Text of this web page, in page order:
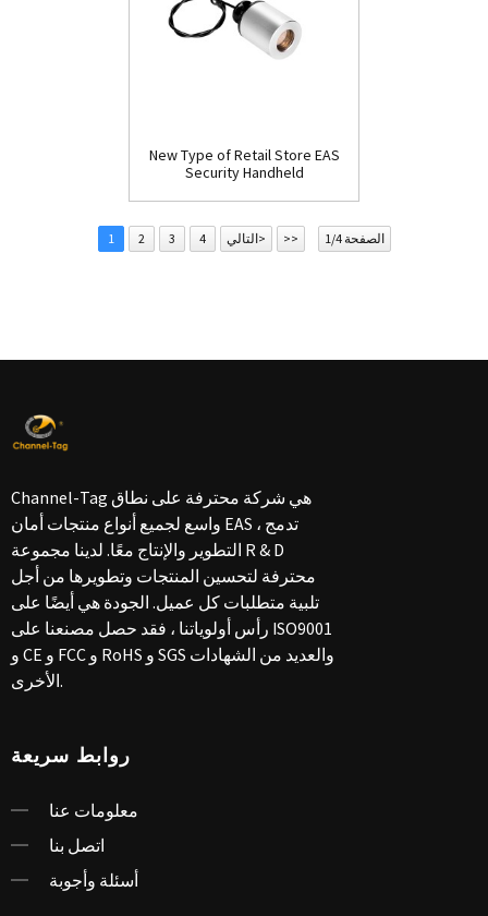
New Type of Retail Store EAS
Security Handheld
1 2 3 4 التالي> >> الصفحة 1/4
Channel-Tag هي شركة محترفة على نطاق
واسع لجميع أنواع منتجات أمان EAS ، تدمج
التطوير والإنتاج معًا. لدينا مجموعة R & D
محترفة لتحسين المنتجات وتطويرها من أجل
تلبية متطلبات كل عميل. الجودة هي أيضًا على
رأس أولوياتنا ، فقد حصل مصنعنا على ISO9001
و CE و FCC و RoHS و SGS والعديد من الشهادات
الأخرى.
روابط سريعة
معلومات عنا
اتصل بنا
أسئلة وأجوبة